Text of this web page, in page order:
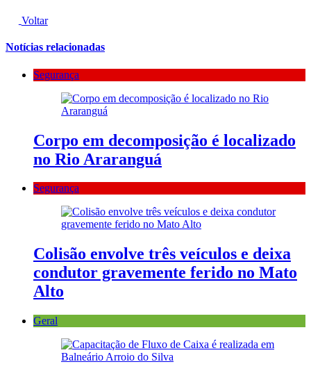
Voltar
Notícias relacionadas
Segurança
Corpo em decomposição é localizado
no Rio Araranguá
Segurança
Colisão envolve três veículos e deixa
condutor gravemente ferido no Mato
Alto
Geral